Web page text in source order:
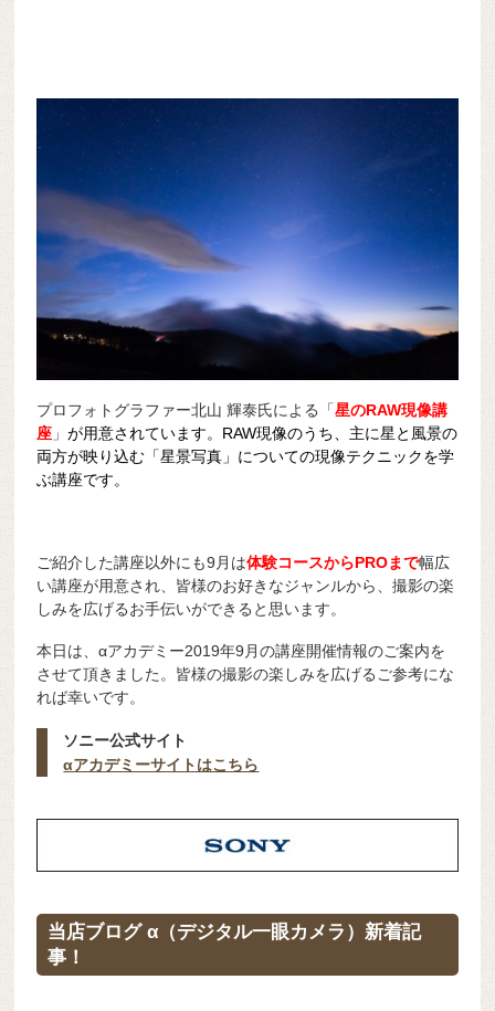
プロフォトグラファー北山 輝泰氏による「星のRAW現像講
座 」が用意されています。RAW現像のうち、主に星と風景の
両方が映り込む「星景写真」についての現像テクニックを学
ぶ講座です。
ご紹介した講座以外にも9月は体験コースからPROまで幅広
い講座が用意され、皆様のお好きなジャンルから、撮影の楽
しみを広げるお手伝いができると思います。
本日は、αアカデミー2019年9月の講座開催情報のご案内を
させて頂きました。皆様の撮影の楽しみを広げるご参考にな
れば幸いです。
ソニー公式サイト
αアカデミーサイトはこちら
当店ブログ α（デジタル一眼カメラ）新着記
事！